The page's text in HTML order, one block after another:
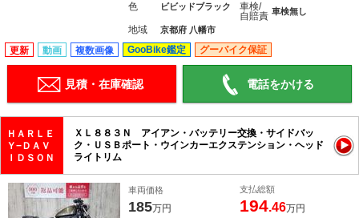
色 ビビッドブラック
車検/
自賠責 車検無し
地域 京都府 八幡市
更新 動画 複数画像 GooBike鑑定 グーバイク保証
見積・在庫確認 電話をかける
ＨＡＲＬＥ
Ｙ−ＤＡＶ
ＩＤＳＯＮ
ＸＬ８８３Ｎ アイアン・バッテリー交換・サイドバッ
ク・ＵＳＢポート・ウインカーエクステンション・ヘッド
ライトリム
車両価格
185万円
支払総額
194.46万円